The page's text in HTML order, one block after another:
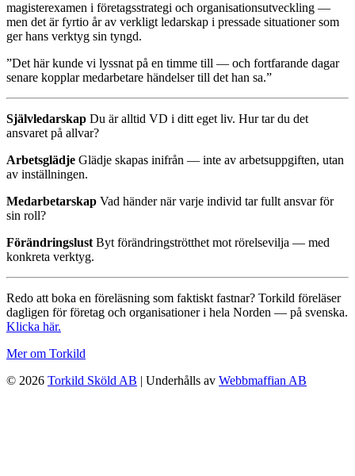
magisterexamen i företagsstrategi och organisationsutveckling —
men det är fyrtio år av verkligt ledarskap i pressade situationer som
ger hans verktyg sin tyngd.
”Det här kunde vi lyssnat på en timme till — och fortfarande dagar
senare kopplar medarbetare händelser till det han sa.”
Självledarskap Du är alltid VD i ditt eget liv. Hur tar du det
ansvaret på allvar?
Arbetsglädje Glädje skapas inifrån — inte av arbetsuppgiften, utan
av inställningen.
Medarbetarskap Vad händer när varje individ tar fullt ansvar för
sin roll?
Förändringslust Byt förändringströtthet mot rörelsevilja — med
konkreta verktyg.
Redo att boka en föreläsning som faktiskt fastnar? Torkild föreläser
dagligen för företag och organisationer i hela Norden — på svenska.
Klicka här.
Mer om Torkild
© 2026 Torkild Sköld AB | Underhålls av Webbmaffian AB